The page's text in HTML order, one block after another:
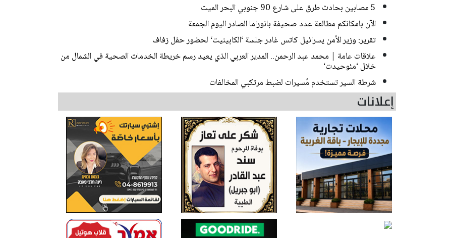
5 مصابين بحادث طرق على شارع 90 جنوبي البحر الميت
الآن بامكانكم مطالعة عدد صحيفة بانوراما الصادر اليوم الجمعة
تقرير: وزير الأمن يسرائيل كاتس غادر جلسة ‘الكابينيت‘ لحضور حفل زفاف
علاقات عامة | محمد عبد الرحمن.. المدير العربي الذي يعيد رسم خريطة الخدمات الصحية في الشمال من
خلال ‘مئوحيدت‘
شرطة السير تستخدم مُسيرات لضبط مرتكبي المخالفات
إعلانات